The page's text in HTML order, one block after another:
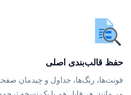
حفظ قالب‌بندی اصلی
فونت‌ها، رنگ‌ها، جداول و چیدمان